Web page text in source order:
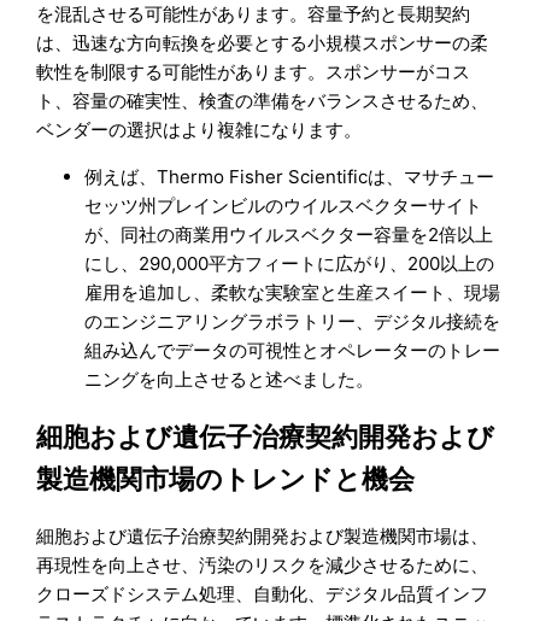
を混乱させる可能性があります。容量予約と長期契約
は、迅速な方向転換を必要とする小規模スポンサーの柔
軟性を制限する可能性があります。スポンサーがコス
ト、容量の確実性、検査の準備をバランスさせるため、
ベンダーの選択はより複雑になります。
例えば、Thermo Fisher Scientificは、マサチュー
セッツ州プレインビルのウイルスベクターサイト
が、同社の商業用ウイルスベクター容量を2倍以上
にし、290,000平方フィートに広がり、200以上の
雇用を追加し、柔軟な実験室と生産スイート、現場
のエンジニアリングラボラトリー、デジタル接続を
組み込んでデータの可視性とオペレーターのトレー
ニングを向上させると述べました。
細胞および遺伝子治療契約開発および
製造機関市場のトレンドと機会
細胞および遺伝子治療契約開発および製造機関市場は、
再現性を向上させ、汚染のリスクを減少させるために、
クローズドシステム処理、自動化、デジタル品質インフ